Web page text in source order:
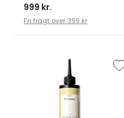
999 kr.
Fri fragt over 399 kr